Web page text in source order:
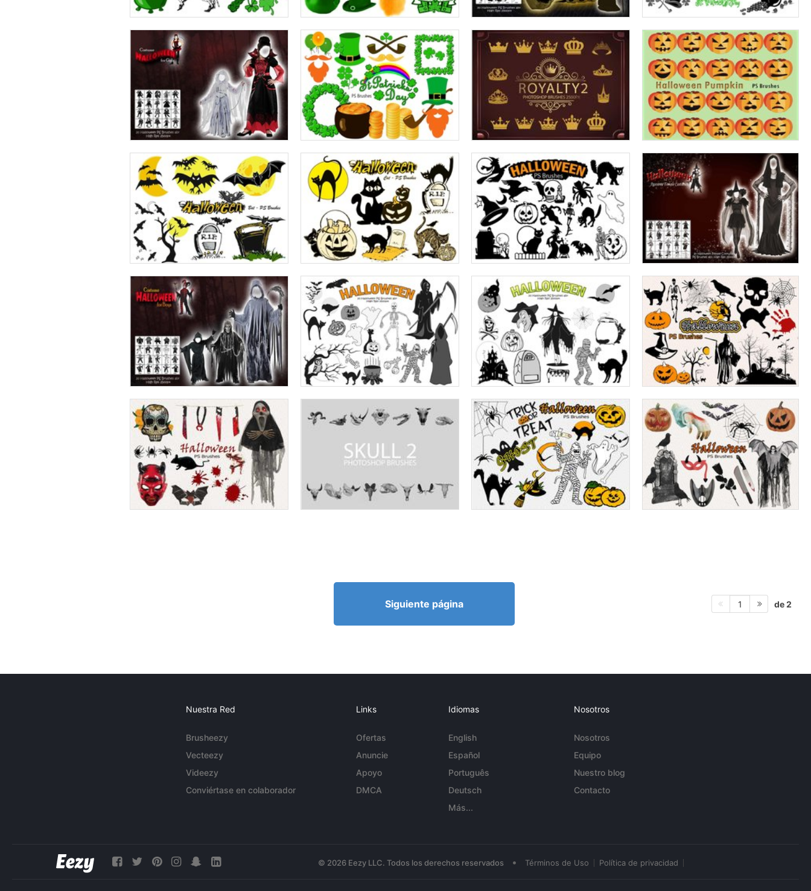
Siguiente página 1 de 2
Nuestra Red
Brusheezy
Vecteezy
Videezy
Conviértase en colaborador
Links
Ofertas
Anuncie
Apoyo
DMCA
Idiomas
English
Español
Português
Deutsch
Más...
Nosotros
Nosotros
Equipo
Nuestro blog
Contacto
© 2026 Eezy LLC. Todos los derechos reservados • Términos de Uso Política de privacidad